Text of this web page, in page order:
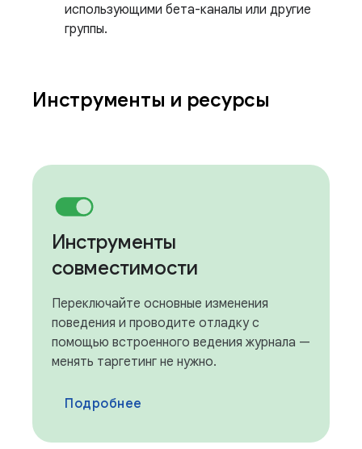
использующими бета-каналы или другие
группы.
Инструменты и ресурсы
Инструменты
совместимости
Переключайте основные изменения
поведения и проводите отладку с
помощью встроенного ведения журнала —
менять таргетинг не нужно.
Подробнее